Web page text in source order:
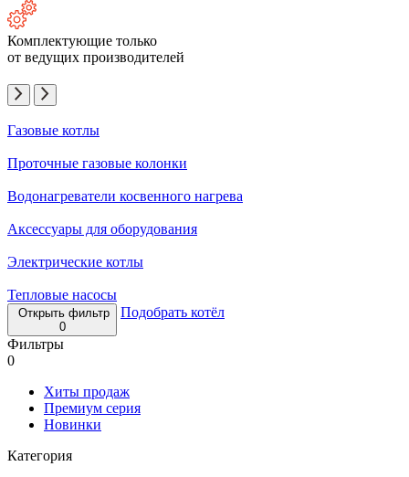
Комплектующие только
от ведущих производителей
Газовые котлы
Проточные газовые колонки
Водонагреватели косвенного нагрева
Аксессуары для оборудования
Электрические котлы
Тепловые насосы
Открыть фильтр
0
Подобрать котёл
Фильтры
0
Хиты продаж
Премиум серия
Новинки
Категория